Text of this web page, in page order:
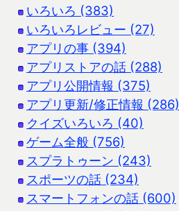
いろいろ (383)
いろいろレビュー (27)
アプリの事 (394)
アプリストアの話 (288)
アプリ公開情報 (375)
アプリ更新/修正情報 (286)
クイズいろいろ (40)
ゲーム全般 (756)
スプラトゥーン (243)
スポーツの話 (234)
スマートフォンの話 (600)